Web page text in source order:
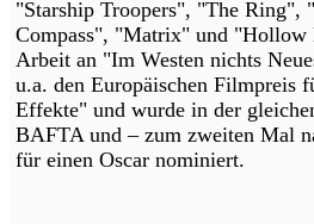
"Starship Troopers", "The Ring",
Compass", "Matrix" und "Hollow
Arbeit an "Im Westen nichts
u.a. den Europäischen Filmpreis
Effekte" und wurde in der
BAFTA und – zum zweiten Mal
für einen Oscar nominiert.